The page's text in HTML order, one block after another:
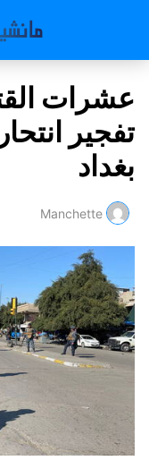
عشرات
تفجير
بغداد
Manchette